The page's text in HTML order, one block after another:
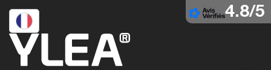
4.8/5